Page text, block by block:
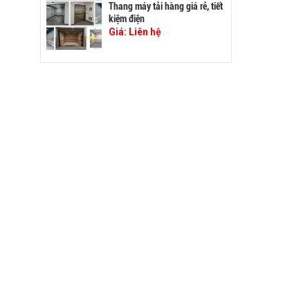
Thang máy tải hàng giá rẻ, tiết
kiệm điện
Giá: Liên hệ